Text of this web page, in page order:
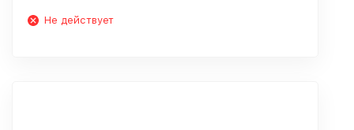
Не действует